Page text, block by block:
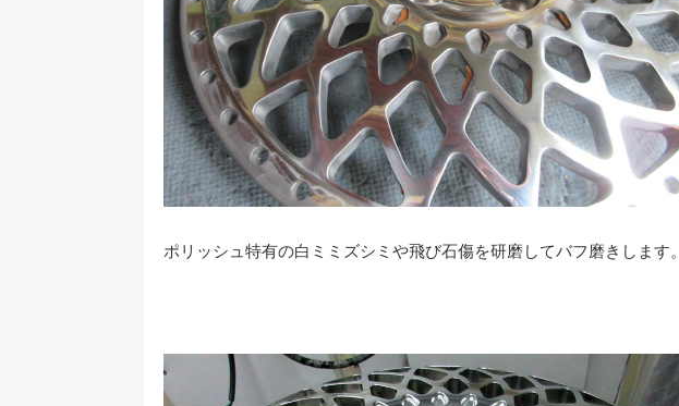
ポリッシュ特有の白ミミズシミや飛び石傷を研磨してバフ磨きします。